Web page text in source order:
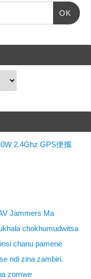
OK
2.4Ghz GPS便攜
Jammers Ma
chokhumudwitsa
chanu pamene
ndi zina zambiri.
zomwe